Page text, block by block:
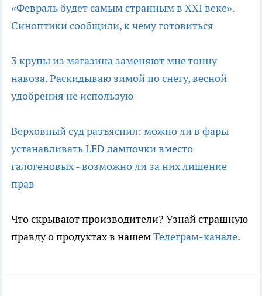
«Февраль будет самым странным в XXI веке».
Синоптики сообщили, к чему готовиться
3 крупы из магазина заменяют мне тонну
навоза. Раскидываю зимой по снегу, весной
удобрения не использую
Верховный суд разъяснил: можно ли в фары
устанавливать LED лампочки вместо
галогеновых - возможно ли за них лишение
прав
Что скрывают производители? Узнай страшную
правду о продуктах в нашемТелеграм-канале.